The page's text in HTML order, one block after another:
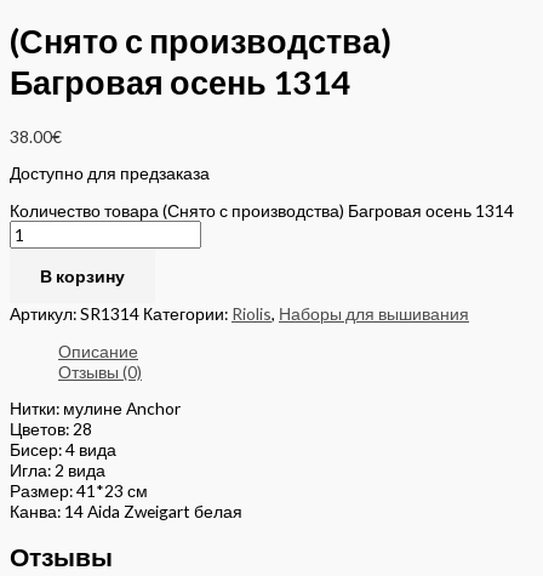
(Снято с производства)
Багровая осень 1314
38.00€
Доступно для предзаказа
Количество товара (Снято с производства) Багровая осень 1314
В корзину
Артикул:SR1314 Категории: Riolis, Наборы для вышивания
Описание
Отзывы (0)
Нитки: мулине Anchor
Цветов: 28
Бисер: 4 вида
Игла: 2 вида
Размер: 41*23 см
Канва: 14 Aida Zweigart белая
Отзывы